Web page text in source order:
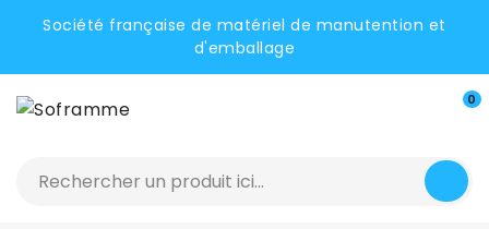
Société française de matériel de manutention et
d'emballage
0